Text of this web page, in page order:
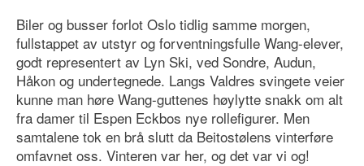
Biler og busser forlot Oslo tidlig samme morgen,
fullstappet av utstyr og forventningsfulle Wang-elever,
godt representert av Lyn Ski, ved Sondre, Audun,
Håkon og undertegnede. Langs Valdres svingete veier
kunne man høre Wang-guttenes høylytte snakk om alt
fra damer til Espen Eckbos nye rollefigurer. Men
samtalene tok en brå slutt da Beitostølens vinterføre
omfavnet oss. Vinteren var her, og det var vi og!